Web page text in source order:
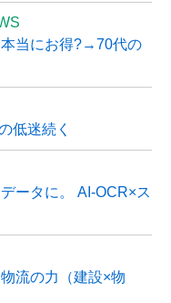
本当にお得?→70代の
低迷続く
ータに。 AI-OCR×ス
流の力（建設×物